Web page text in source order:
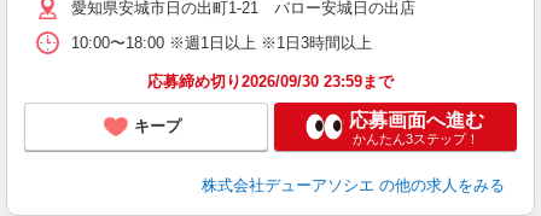
愛知県安城市日の出町1-21 バロー安城日の出店
10:00〜18:00 ※週1日以上 ※1日3時間以上
応募締め切り2026/09/30 23:59まで
キープ 応募画面へ進む
かんたん3ステップ！
株式会社デューアソシエ の他の求人をみる